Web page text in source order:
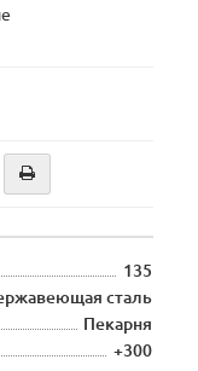
135
сталь
Пекарня
+300